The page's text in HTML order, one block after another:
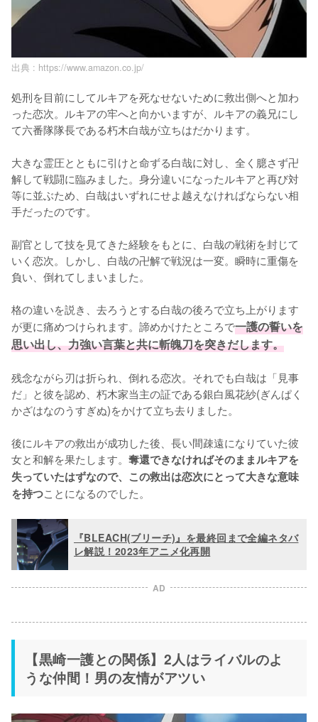
出典 : https://www.amazon.co.jp/
処刑を目前にしてルキアを死なせないために救出側へと加わ
った恋次。ルキアの牢へと向かいますが、ルキアの義兄にし
て六番隊隊長である朽木白哉が立ちはだかります。
大きな霊圧とともに引けと命ずる白哉に対し、全く臆さず卍
解して戦闘に臨みました。身分違いになったルキアと再び対
等に並ぶため、白哉はいずれにせよ越えなければならない相
手だったのです。
副官として技を見てきた経験をもとに、白哉の戦術を封じて
いく恋次。しかし、白哉の卍解で戦況は一変。瞬時に重傷を
負い、倒れてしまいました。
格の違いを説き、去ろうとする白哉の後ろで立ち上がります
が更に痛めつけられます。諦めかけたところで一護の誓いを
思い出し、力強い言葉と共に斬魄刀を突きだします。
残念ながら刃は折られ、倒れる恋次。それでも白哉は「見事
だ」と彼を認め、朽木家当主の証である銀白風花紗(ぎんぱく
かざはなのうすぎぬ)をかけて立ち去りました。
後にルキアの救出が成功した後、長い間疎遠になりていた彼
女と和解を果たします。 奪還できなければそのままルキアを
失っていたはずなので、この救出は恋次にとって大きな意味
を持つことになるのでした。
『BLEACH(ブリーチ)』を最終回まで全編ネタバ
レ解説！2023年アニメ化再開
AD
【黒崎一護との関係】2人はライバルのよ
うな仲間！男の友情がアツい